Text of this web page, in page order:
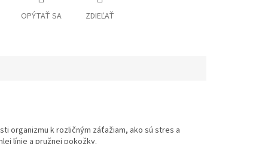
OPÝTAŤ SA ZDIEĽAŤ
organizmu k rozličným záťažiam, ako sú stres a